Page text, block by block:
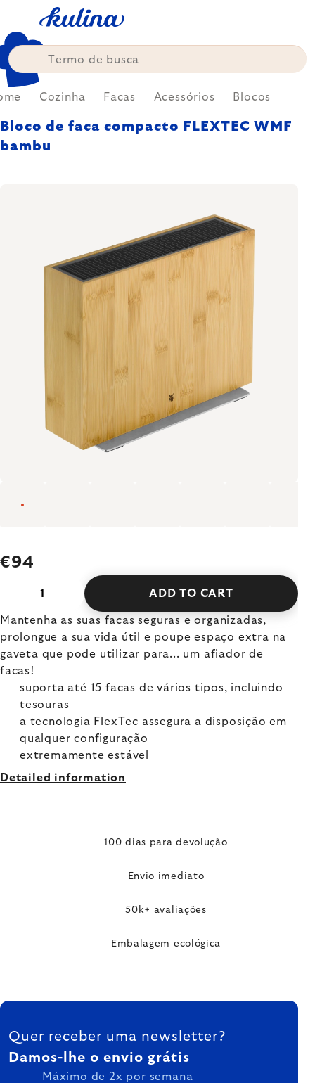
content
Cozinha Facas Acessórios Blocos
Bloco de faca compacto FLEXTEC WMF
bambu
€94
ADD TO CART
Mantenha as suas facas seguras e organizadas,
prolongue a sua vida útil e poupe espaço extra na
gaveta que pode utilizar para... um afiador de
facas!
suporta até 15 facas de vários tipos, incluindo
tesouras
a tecnologia FlexTec assegura a disposição em
qualquer configuração
extremamente estável
Detailed information
100 dias para devolução
Envio imediato
50k+ avaliações
Embalagem ecológica
FOOTER
Quer receber uma newsletter?
Damos-lhe o envio grátis
Máximo de 2x por semana